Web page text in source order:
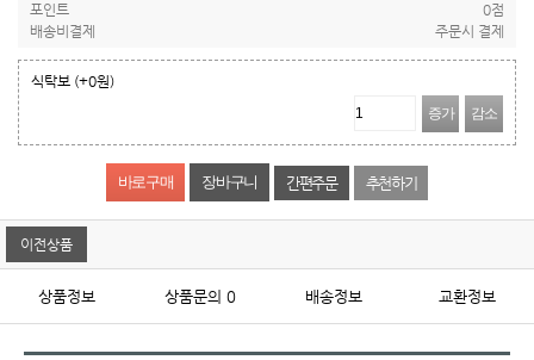
포인트
0점
배송비결제
주문시 결제
식탁보 (+0원)
증가
감소
간편주문 추천하기
이전상품
상품정보 상품문의 0 배송정보 교환정보